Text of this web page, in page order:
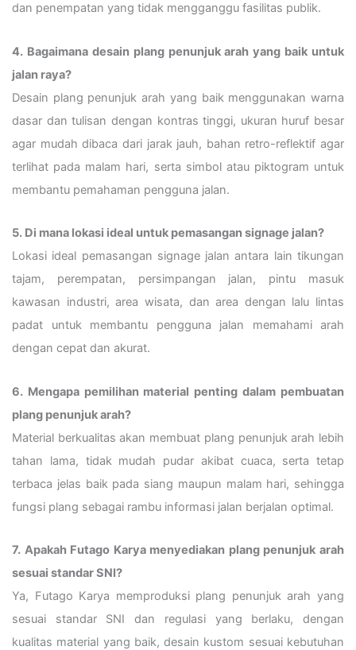
dan penempatan yang tidak mengganggu fasilitas publik.
4. Bagaimana desain plang penunjuk arah yang baik untuk
jalan raya?
Desain plang penunjuk arah yang baik menggunakan warna
dasar dan tulisan dengan kontras tinggi, ukuran huruf besar
agar mudah dibaca dari jarak jauh, bahan retro-reflektif agar
terlihat pada malam hari, serta simbol atau piktogram untuk
membantu pemahaman pengguna jalan.
5. Di mana lokasi ideal untuk pemasangan signage jalan?
Lokasi ideal pemasangan signage jalan antara lain tikungan
tajam, perempatan, persimpangan jalan, pintu masuk
kawasan industri, area wisata, dan area dengan lalu lintas
padat untuk membantu pengguna jalan memahami arah
dengan cepat dan akurat.
6. Mengapa pemilihan material penting dalam pembuatan
plang penunjuk arah?
Material berkualitas akan membuat plang penunjuk arah lebih
tahan lama, tidak mudah pudar akibat cuaca, serta tetap
terbaca jelas baik pada siang maupun malam hari, sehingga
fungsi plang sebagai rambu informasi jalan berjalan optimal.
7. Apakah Futago Karya menyediakan plang penunjuk arah
sesuai standar SNI?
Ya, Futago Karya memproduksi plang penunjuk arah yang
sesuai standar SNI dan regulasi yang berlaku, dengan
kualitas material yang baik, desain kustom sesuai kebutuhan